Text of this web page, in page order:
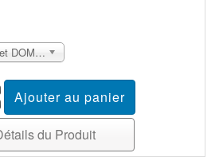
France métropolitaine et DOM Sans surcoût
du Produit